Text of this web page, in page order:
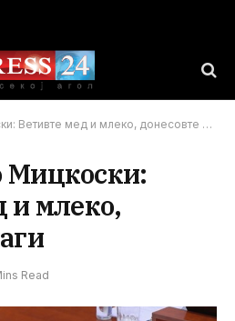
Ветивте мед и млеко, донесовте лаги
и млеко,
Read